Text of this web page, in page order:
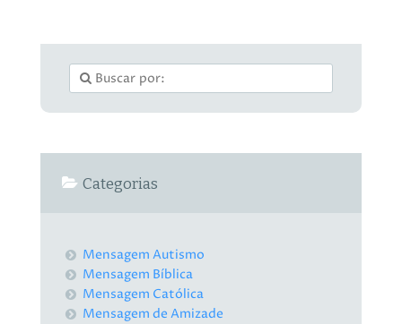
Categorias
Mensagem Autismo
Mensagem Bíblica
Mensagem Católica
Mensagem de Amizade